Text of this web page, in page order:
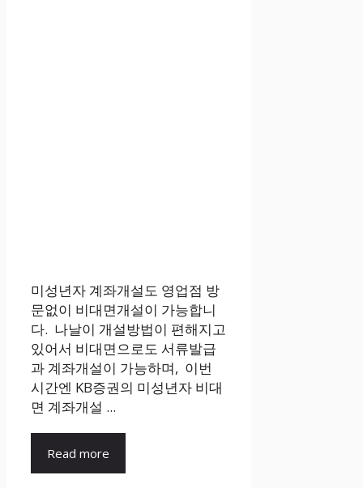
미성년자 계좌개설도 영업점 방
문없이 비대면개설이 가능합니
다. 나날이 개설방법이 편해지고
있어서 비대면으로도 서류발급
과 계좌개설이 가능하며, 이번
시간엔 KB증권의 미성년자 비대
면 계좌개설 ...
Read more